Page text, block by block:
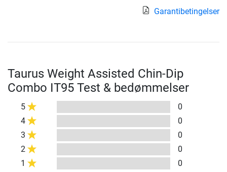
Garantibetingelser
Taurus Weight Assisted Chin-Dip
Combo IT95 Test & bedømmelser
5
0
4
0
3
0
2
0
1
0